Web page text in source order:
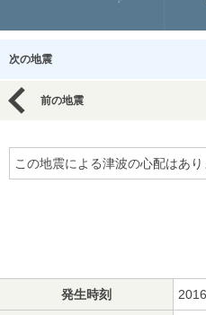
次の地震
前の地震
この地震による津波の心配はあり
発生時刻